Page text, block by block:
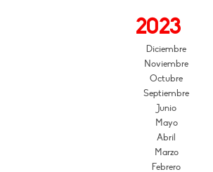
2023
Diciembre
Noviembre
Octubre
Septiembre
Junio
Mayo
Abril
Marzo
Febrero